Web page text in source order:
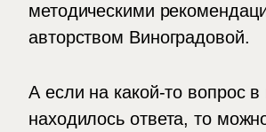
методическими
авторством Виноградовой.
А если на какой-то вопрос в
находилось ответа, то